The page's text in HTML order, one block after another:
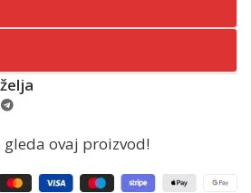
ovaj proizvod!